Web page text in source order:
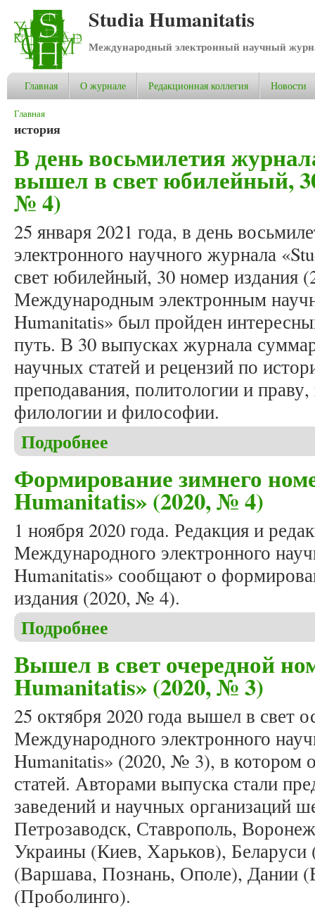
Studia Humanitatis
Международный электронный научный
Главная О журнале Редакционная коллегия Новости
Вы здесь
Главная
история
В день восьмилетия
вышел в свет юбилейный,
№ 4)
25 января 2021 года, в день
электронного научного журнала
свет юбилейный, 30 номер издания
Международным электронным
Humanitatis» был пройден
путь. В 30 выпусках журнала
научных статей и рецензий по
преподавания, политологии и
филологии и философии.
Подробнее
Формирование зимнего
Humanitatis» (2020, № 4)
1 ноября 2020 года. Редакция и
Международного электронного
Humanitatis» сообщают о
издания (2020, № 4).
Подробнее
Вышел в свет очередной
Humanitatis» (2020, № 3)
25 октября 2020 года вышел в свет
Международного электронного
Humanitatis» (2020, № 3), в котором
статей. Авторами выпуска стали
заведений и научных организаций
Петрозаводск, Ставрополь,
Украины (Киев, Харьков),
(Варшава, Познань, Ополе), Дании
(Проболинго).